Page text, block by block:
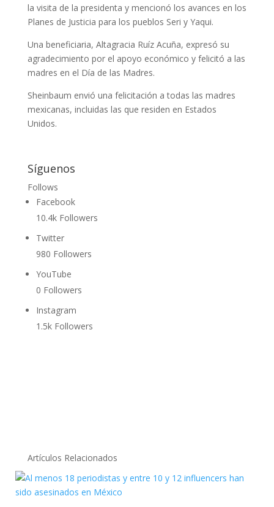
la visita de la presidenta y mencionó los avances en los
Planes de Justicia para los pueblos Seri y Yaqui.
Una beneficiaria, Altagracia Ruíz Acuña, expresó su
agradecimiento por el apoyo económico y felicitó a las
madres en el Día de las Madres.
Sheinbaum envió una felicitación a todas las madres
mexicanas, incluidas las que residen en Estados
Unidos.
Síguenos
Follows
Facebook
10.4k Followers
Twitter
980 Followers
YouTube
0 Followers
Instagram
1.5k Followers
Artículos Relacionados